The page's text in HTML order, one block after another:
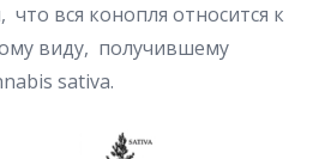
что вся конопля относится к
виду, получившему
sativa.